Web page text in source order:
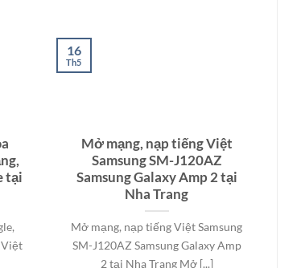
tại
Việt
Mở mạng, nạp tiếng Việt
Samsung SM-J120AZ
Samsung Galaxy Amp 2 tại
Nha Trang
Mở mạng, nạp tiếng Việt Samsung
SM-J120AZ Samsung Galaxy Amp
2 tại Nha Trang Mở [...]
16
Th5